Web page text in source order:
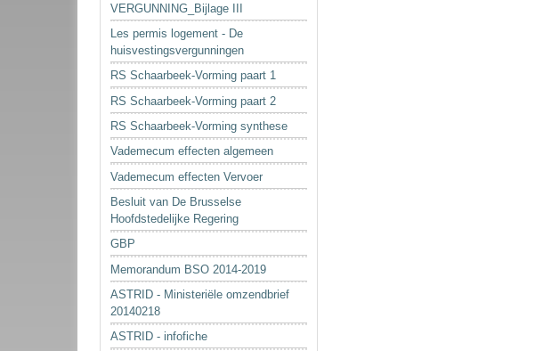
VERGUNNING_Bijlage III
Les permis logement - De
huisvestingsvergunningen
RS Schaarbeek-Vorming paart 1
RS Schaarbeek-Vorming paart 2
RS Schaarbeek-Vorming synthese
Vademecum effecten algemeen
Vademecum effecten Vervoer
Besluit van De Brusselse
Hoofdstedelijke Regering
GBP
Memorandum BSO 2014-2019
ASTRID - Ministeriële omzendbrief
20140218
ASTRID - infofiche